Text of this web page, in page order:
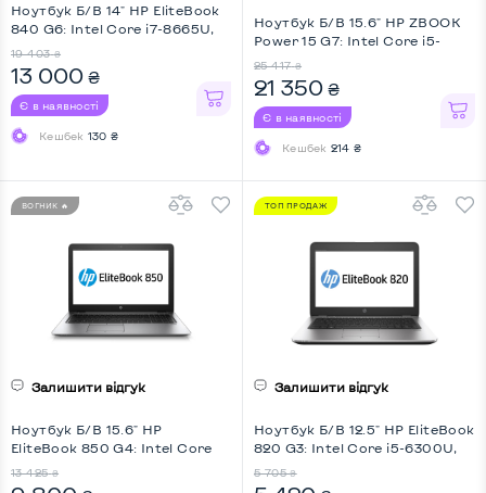
Ноутбук Б/В 14" HP EliteBook
840 G6: Intel Core i7-8665U,
19 403 ₴
13 000 ₴
Є в наявності
Кешбек 130 ₴
Ноутбук Б/В 15.6" HP ZBOOK
Power 15 G7: Intel Core i5-
25 417 ₴
21 350 ₴
Є в наявності
Кешбек 214 ₴
ВОГНИК 🔥
Залишити відгук
Ноутбук Б/В 15.6" HP
EliteBook 850 G4: Intel Core
13 425 ₴
ТОП ПРОДАЖ
Залишити відгук
Ноутбук Б/В 12.5" HP EliteBook
820 G3: Intel Core i5-6300U,
5 705 ₴